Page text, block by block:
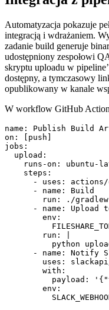
Automatyzacja pokazuje
integracją i wdrażaniem.
zadanie build generuje
udostępniony zespołowi
skryptu uploadu w
dostępny, a tymczasowy
opublikowany w kanale
W workflow GitHub
name: Publish Build
on: [push]
jobs:
  upload:
runs-on: ubuntu-
    steps:
- uses:
      - name: Build
run: ./
- name: Upload
        env:
        run: |
python
- name: Notify
uses:
        with:
payload:
        env: